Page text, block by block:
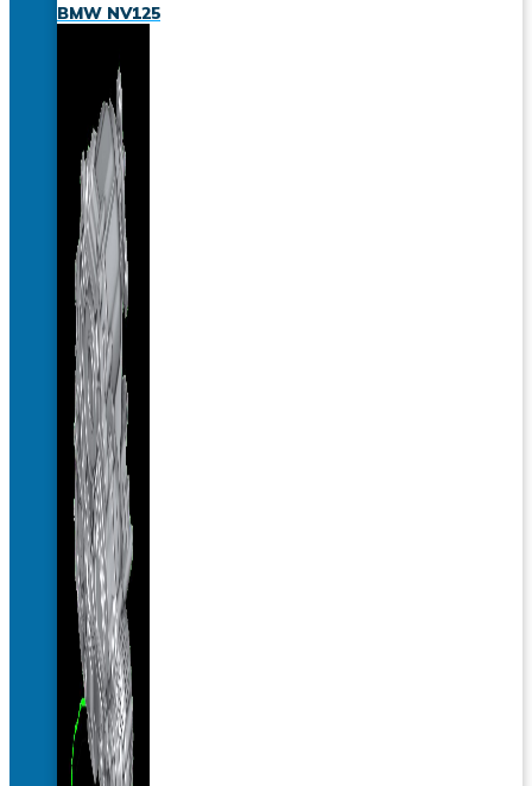
BMW NV125